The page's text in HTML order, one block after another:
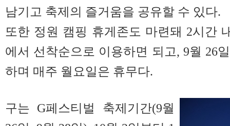
남기고 축제의 즐거움을 공유할 수 있다.
또한 정원 캠핑 휴게존도 마련돼 2시간
에서 선착순으로 이용하면 되고, 9월 26
하며 매주 월요일은 휴무다.
구는 G페스티벌 축제기간(9월